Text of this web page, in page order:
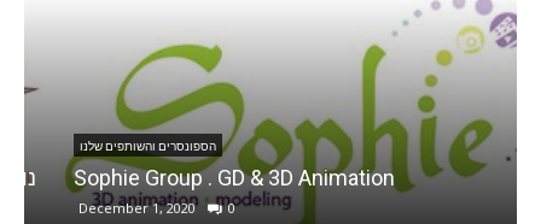
הספונסרים והשותפים שלנו
Sophie Group . GD & 3D Animation
December 1, 2020 0